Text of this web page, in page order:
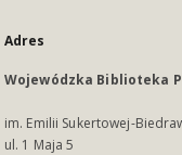
Adres
Wojewódzka Biblioteka
im. Emilii Sukertowej-
ul. 1 Maja 5